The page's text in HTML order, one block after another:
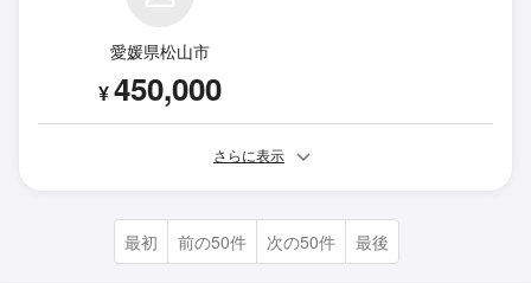
愛媛県松山市
¥450,000
さらに表示
最初 前の50件 次の50件 最後